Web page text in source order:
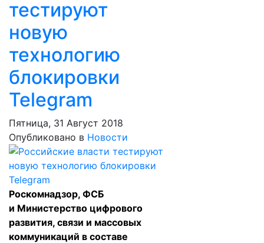
тестируют
новую
технологию
блокировки
Telegram
Пятница, 31 Август 2018
Опубликовано в Новости
Роскомнадзор, ФСБ
и Министерство цифрового
развития, связи и массовых
коммуникаций в составе